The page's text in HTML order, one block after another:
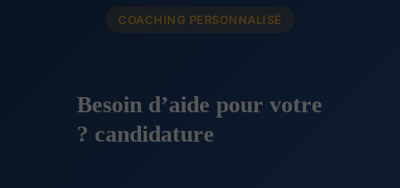
COACHING PERSONNALISÉ
Besoin d’aide pour votre
candidature ?